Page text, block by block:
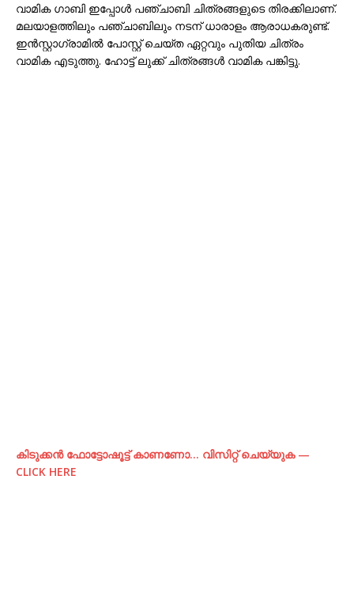
വാമിക ഗാബി ഇപ്പോൾ പഞ്ചാബി ചിത്രങ്ങളുടെ തിരക്കിലാണ്.
മലയാളത്തിലും പഞ്ചാബിലും നടന് ധാരാളം ആരാധകരുണ്ട്.
ഇൻസ്റ്റാഗ്രാമിൽ പോസ്റ്റ് ചെയ്ത ഏറ്റവും പുതിയ ചിത്രം
വാമിക എടുത്തു. ഹോട്ട് ലുക്ക് ചിത്രങ്ങൾ വാമിക പങ്കിട്ടു.
കിടുക്കന്‍ ഫോട്ടോഷൂട്ട്‌ കാണണോ… വിസിറ്റ് ചെയ്യുക —
CLICK HERE